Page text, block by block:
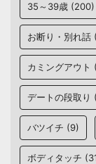
35～39歳 (200)
お断り・別れ話
カミングアウト
デートの段取り
バツイチ (9)
ボディタッチ